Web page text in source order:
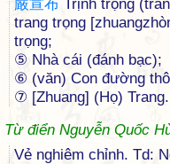
嚴宣布 Trịnh trọng
trang trọng
trọng;
⑤ Nhà cái (đánh bạc);
⑥ (văn) Con đường
⑦ [Zhuang] (Họ) Trang.
Từ điển Nguyễn Quốc
Vẻ nghiêm chỉnh. Td: